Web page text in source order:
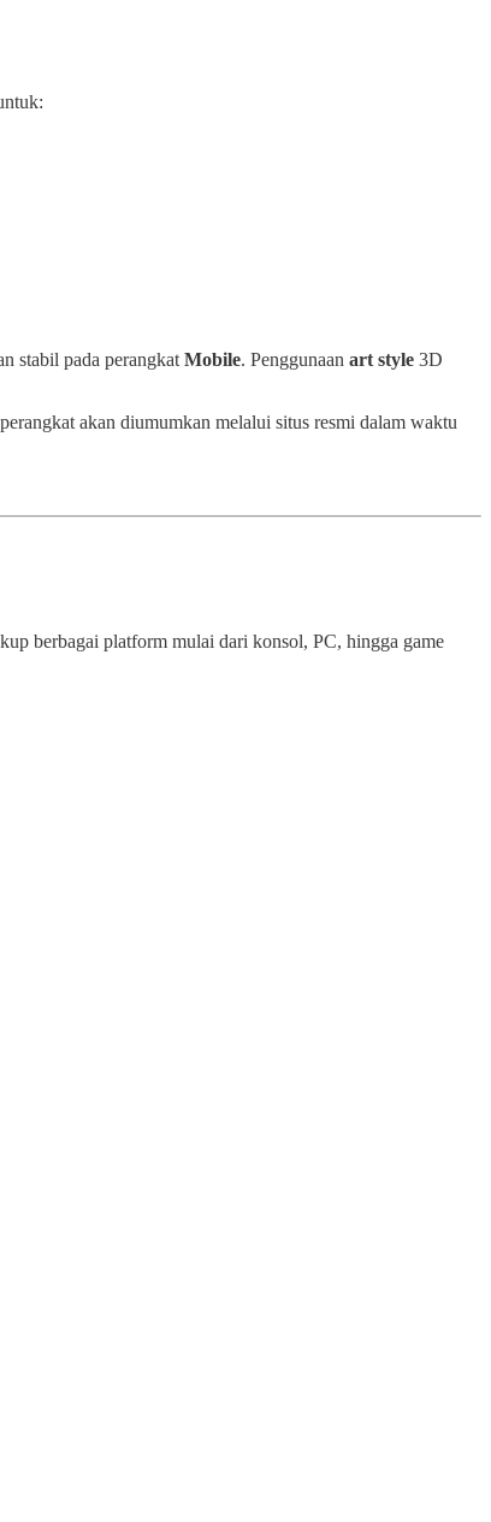
stabil pada perangkat Mobile. Penggunaan art style 3D
akan diumumkan melalui situs resmi dalam waktu
berbagai platform mulai dari konsol, PC, hingga game